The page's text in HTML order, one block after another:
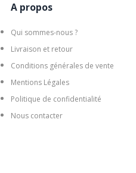
A propos
Qui sommes-nous ?
Livraison et retour
Conditions générales de vente
Mentions Légales
Politique de confidentialité
Nous contacter